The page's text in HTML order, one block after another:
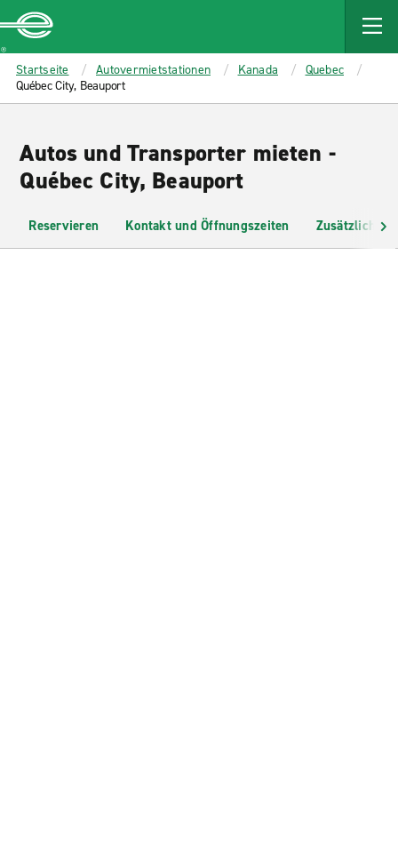
MAIN
CONTENT
Enterprise
Startseite Autovermietstationen Kanada
Quebec
Québec City, Beauport
Autos und Transporter mieten -
Québec City, Beauport
Reservieren Kontakt und Öffnungszeiten Zusätzliche